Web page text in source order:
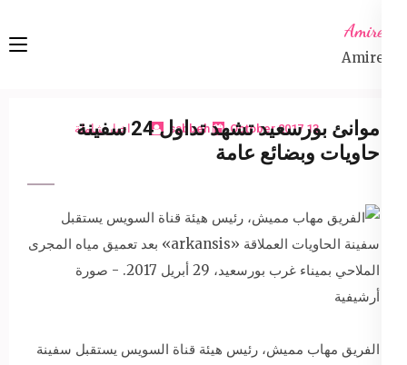
content
Amireta
Amireta
13 October 2017
sabbeh اخبار شاملة
موانئ بورسعيد تشهد تداول 24 سفينة
حاويات وبضائع عامة
الفريق مهاب مميش، رئيس هيئة قناة السويس يستقبل سفينة